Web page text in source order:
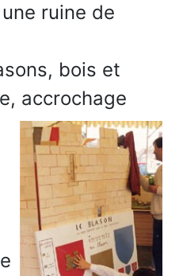
ruine de
bois et
accrochage